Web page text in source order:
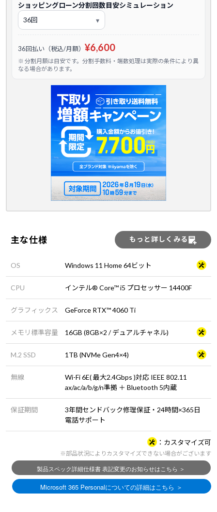
ショッピングローン分割回数目安シミュレーション
36回払い（税込/月額） ¥6,600
※ 分割月額は目安です。分割手数料・端数処理は実際の条件により異
なる場合があります。
主な仕様 もっと詳しくみる
OS Windows 11 Home 64ビット
CPU インテル® Core™ i5 プロセッサー 14400F
グラフィックス GeForce RTX™ 4060 Ti
メモリ標準容量 16GB (8GB×2 / デュアルチャネル)
M.2 SSD 1TB (NVMe Gen4×4)
無線
Wi-Fi 6E( 最大2.4Gbps )対応 IEEE 802.11
ax/ac/a/b/g/n準拠 ＋ Bluetooth 5内蔵
保証期間
3年間センドバック修理保証・24時間×365日
電話サポート
カスタマイズ可
※部品状況によりカスタマイズできない場合がございます